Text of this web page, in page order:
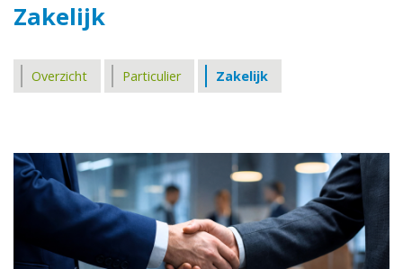
Zakelijk
Overzicht Particulier Zakelijk